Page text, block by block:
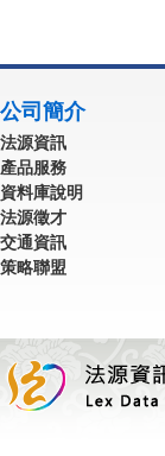
公司簡介
法源資訊
產品服務
資料庫說明
法源徵才
交通資訊
策略聯盟